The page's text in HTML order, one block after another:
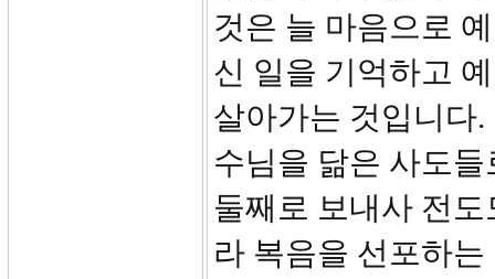
것은 늘 마음으로
신 일을 기억하고
살아가는 것입니다
수님을 닮은 사도
둘째로 보내사 전
라 복음을 선포하